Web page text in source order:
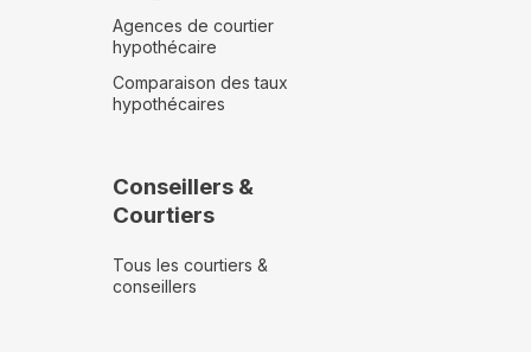
Agences de courtier
hypothécaire
Comparaison des taux
hypothécaires
Conseillers &
Courtiers
Tous les courtiers &
conseillers